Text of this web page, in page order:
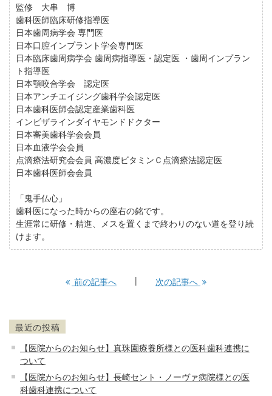
監修 大串 博
歯科医師臨床研修指導医
日本歯周病学会 専門医
日本口腔インプラント学会専門医
日本臨床歯周病学会 歯周病指導医・認定医 ・歯周インプラン
ト指導医
日本顎咬合学会 認定医
日本アンチエイジング歯科学会認定医
日本歯科医師会認定産業歯科医
インビザラインダイヤモンドドクター
日本審美歯科学会会員
日本血液学会会員
点滴療法研究会会員 高濃度ビタミンＣ点滴療法認定医
日本歯科医師会会員
「鬼手仏心」
歯科医になった時からの座右の銘です。
生涯常に研修・精進、メスを置くまで終わりのない道を登り続
けます。
前の記事へ 次の記事へ
最近の投稿
【医院からのお知らせ】真珠園療養所様との医科歯科連携に
ついて
【医院からのお知らせ】長崎セント・ノーヴァ病院様との医
科歯科連携について